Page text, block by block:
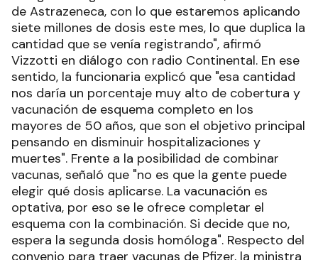
de Astrazeneca, con lo que estaremos aplicando
siete millones de dosis este mes, lo que duplica la
cantidad que se venía registrando", afirmó
Vizzotti en diálogo con radio Continental. En ese
sentido, la funcionaria explicó que "esa cantidad
nos daría un porcentaje muy alto de cobertura y
vacunación de esquema completo en los
mayores de 50 años, que son el objetivo principal
pensando en disminuir hospitalizaciones y
muertes". Frente a la posibilidad de combinar
vacunas, señaló que "no es que la gente puede
elegir qué dosis aplicarse. La vacunación es
optativa, por eso se le ofrece completar el
esquema con la combinación. Si decide que no,
espera la segunda dosis homóloga". Respecto del
convenio para traer vacunas de Pfizer, la ministra